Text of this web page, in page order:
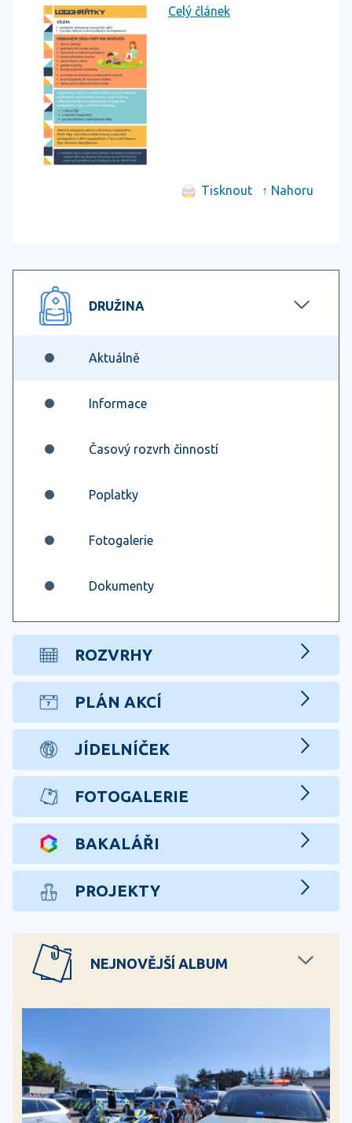
Celý článek
Tisknout ↑ Nahoru
DRUŽINA
Aktuálně
Informace
Časový rozvrh činností
Poplatky
Fotogalerie
Dokumenty
ROZVRHY
PLÁN AKCÍ
JÍDELNÍČEK
FOTOGALERIE
BAKALÁŘI
PROJEKTY
NEJNOVĚJŠÍ ALBUM